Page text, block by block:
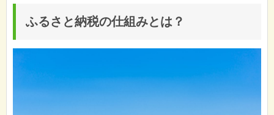
ふるさと納税の仕組みとは？